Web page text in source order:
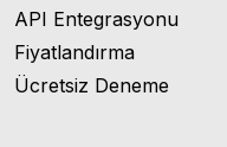
API Entegrasyonu
Fiyatlandırma
Ücretsiz Deneme